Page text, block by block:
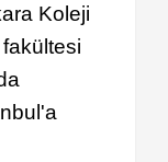
Koleji